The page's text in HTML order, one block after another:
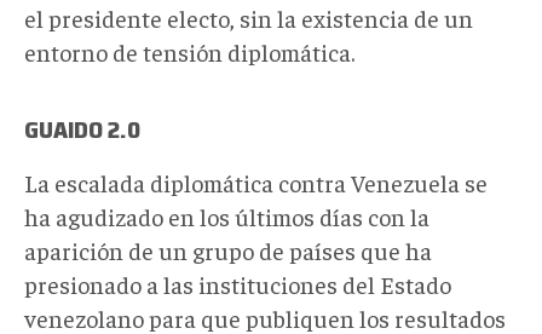
el presidente electo, sin la existencia de un
entorno de tensión diplomática.
GUAIDO 2.0
La escalada diplomática contra Venezuela se
ha agudizado en los últimos días con la
aparición de un grupo de países que ha
presionado a las instituciones del Estado
venezolano para que publiquen los resultados